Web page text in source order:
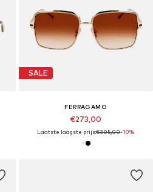
SALE
FERRAGAMO
€273,00
Laatste laagste prijs:€305,00-10%